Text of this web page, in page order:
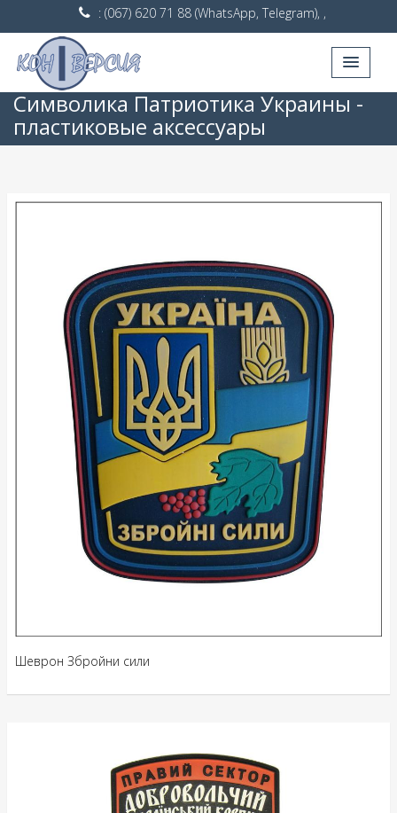
: (067) 620 71 88 (WhatsApp, Telegram), ,
Символика Патриотика Украины -
пластиковые аксессуары
Шеврон Збройни сили